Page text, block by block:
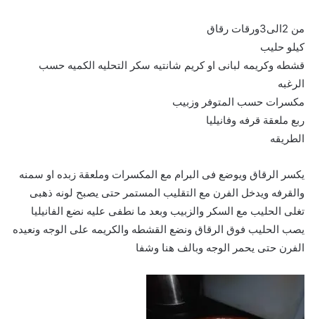
من 2الى3ورقات رقاق
كيلو حليب
قشطه وكريمه لبانى او كريم شانتيه سكر التحليه الكميه حسب
الرغبه
مكسرات حسب المتوفر وزبيب
ربع ملعقة قرفه وفانيليا
الطريقه
يكسر الرقاق ويوضع فى البرام مع المكسرات وملعقة زبده او سمنه
والقرفه ويدخل الفرن مع التقليب المستمر حتى يصبح لونه ذهبى
تغلى الحليب مع السكر والزبيب وبعد ما نطفى عليه نضع الفانيليا
يصب الحليب فوق الرقاق ونضع القشطه والكريمه على الوجه ونعيده
الفرن حتى يحمر الوجه وبالف هنا وشفا